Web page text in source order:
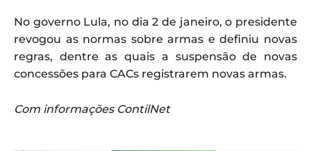
No governo Lula, no dia 2 de janeiro, o presidente
revogou as normas sobre armas e definiu novas
regras, dentre as quais a suspensão de novas
concessões para CACs registrarem novas armas.
Com informações ContilNet